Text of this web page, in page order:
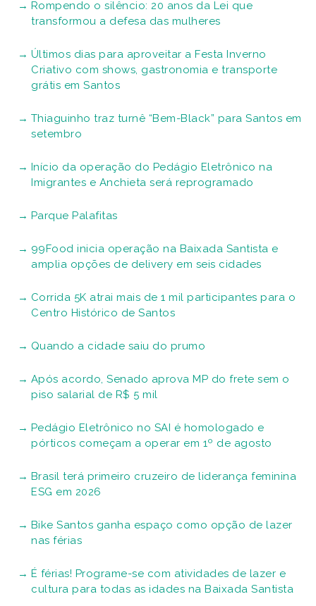
Rompendo o silêncio: 20 anos da Lei que
transformou a defesa das mulheres
Últimos dias para aproveitar a Festa Inverno
Criativo com shows, gastronomia e transporte
grátis em Santos
Thiaguinho traz turnê “Bem-Black” para Santos em
setembro
Início da operação do Pedágio Eletrônico na
Imigrantes e Anchieta será reprogramado
Parque Palafitas
99Food inicia operação na Baixada Santista e
amplia opções de delivery em seis cidades
Corrida 5K atrai mais de 1 mil participantes para o
Centro Histórico de Santos
Quando a cidade saiu do prumo
Após acordo, Senado aprova MP do frete sem o
piso salarial de R$ 5 mil
Pedágio Eletrônico no SAI é homologado e
pórticos começam a operar em 1º de agosto
Brasil terá primeiro cruzeiro de liderança feminina
ESG em 2026
Bike Santos ganha espaço como opção de lazer
nas férias
É férias! Programe-se com atividades de lazer e
cultura para todas as idades na Baixada Santista